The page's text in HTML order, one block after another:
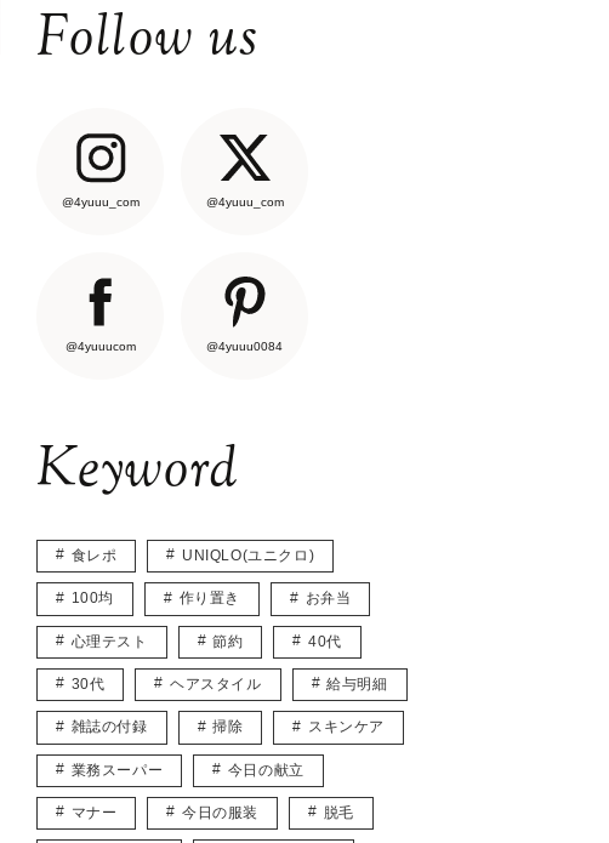
Follow us
@4yuuu_com @4yuuu_com
@4yuuucom @4yuuu0084
Keyword
食レポ UNIQLO(ユニクロ)
100均 作り置き お弁当
心理テスト 節約 40代
30代 ヘアスタイル 給与明細
雑誌の付録 掃除 スキンケア
業務スーパー 今日の献立
マナー 今日の服装 脱毛